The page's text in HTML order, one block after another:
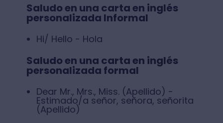
Saludo en una carta en inglés
personalizada Informal
Hi/ Hello - Hola
Saludo en una carta en inglés
personalizada formal
Dear Mr., Mrs., Miss. (Apellido) -
Estimado/a señor, señora, señorita
(Apellido)